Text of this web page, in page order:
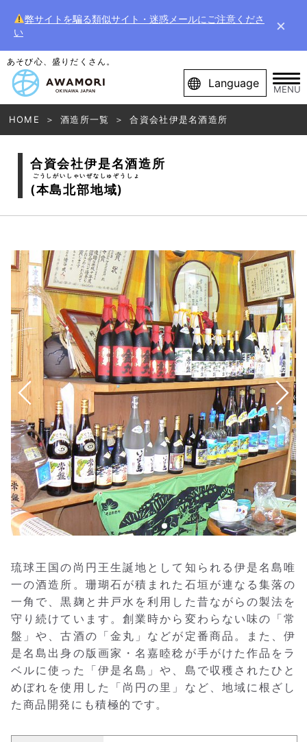
弊サイトを騙る類似サイト・迷惑メールにご注意くださ
い
×
あそび心、盛りだくさん。
Language MENU
HOME 酒造所一覧 合資会社伊是名酒造所
合資会社伊是名酒造所
ごうしがいしゃいぜなしゅぞうしょ
(本島北部地域)
琉球王国の尚円王生誕地として知られる伊是名島唯
一の酒造所。珊瑚石が積まれた石垣が連なる集落の
一角で、黒麹と井戸水を利用した昔ながらの製法を
守り続けています。創業時から変わらない味の「常
盤」や、古酒の「金丸」などが定番商品。また、伊
是名島出身の版画家・名嘉睦稔が手がけた作品をラ
ベルに使った「伊是名島」や、島で収穫されたひと
めぼれを使用した「尚円の里」など、地域に根ざし
た商品開発にも積極的です。